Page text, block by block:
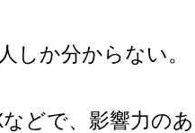
しか分からない。
どで、影響力の